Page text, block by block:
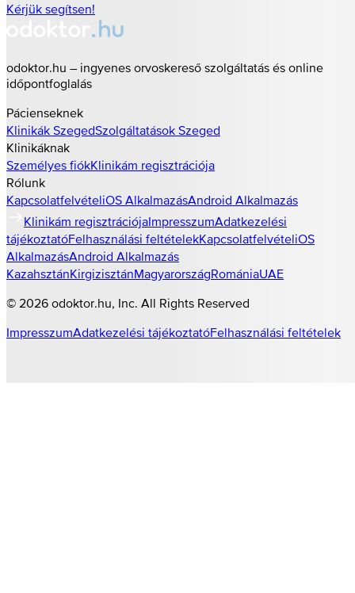
Kérjük segítsen!
odoktor.hu – ingyenes orvoskereső szolgáltatás és online
időpontfoglalás
Pácienseknek
Klinikák SzegedSzolgáltatások Szeged
Klinikáknak
Személyes fiókKlinikám regisztrációja
Rólunk
KapcsolatfelvételiOS AlkalmazásAndroid Alkalmazás
Klinikám regisztrációjaImpresszumAdatkezelési
tájékoztatóFelhasználási feltételekKapcsolatfelvételiOS
AlkalmazásAndroid Alkalmazás
KazahsztánKirgizisztánMagyarországRomániaUAE
© 2026 odoktor.hu , Inc. All Rights Reserved
ImpresszumAdatkezelési tájékoztatóFelhasználási feltételek